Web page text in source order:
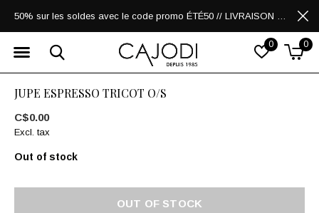
0 0
50% sur les soldes avec le code promo ÉTÉ50 // LIVRAISON GRATUITE POUR LES ACHATS DE 250$ ET PLUS
JUPE ESPRESSO TRICOT O/S
C$0.00
Excl. tax
Out of stock
OUT OF STOCK